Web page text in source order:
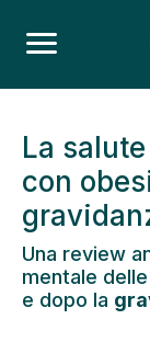
La
con
Una review
mentale
e dopo la